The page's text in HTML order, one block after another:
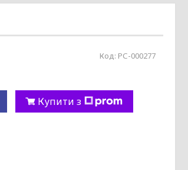
Код: РС-000277
Купити з